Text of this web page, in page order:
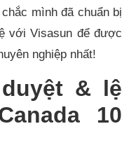
mình đã chuẩn bị
với Visasun để được
nghiệp nhất!
& lệ
10